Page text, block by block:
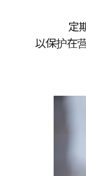
定
以保护在